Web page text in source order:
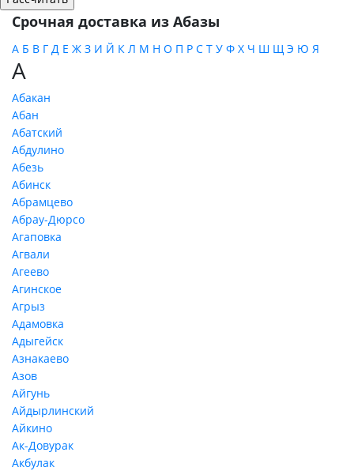
Срочная доставка из Абазы
А Б В Г Д Е Ж З И Й К Л М Н О П Р С Т У Ф Х Ч Ш Щ Э Ю Я
А
Абакан
Абан
Абатский
Абдулино
Абезь
Абинск
Абрамцево
Абрау-Дюрсо
Агаповка
Агвали
Агеево
Агинское
Агрыз
Адамовка
Адыгейск
Азнакаево
Азов
Айгунь
Айдырлинский
Айкино
Ак-Довурак
Акбулак